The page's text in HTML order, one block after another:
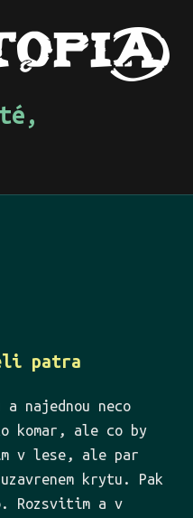
patra
a najednou neco
komar, ale co by
v lese, ale par
krytu. Pak
Rozsvitim a v